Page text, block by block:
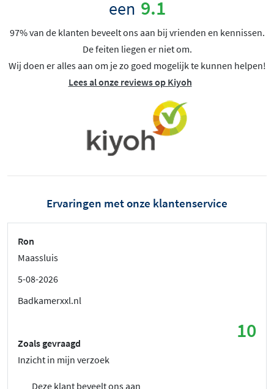
een 9.1
97% van de klanten beveelt ons aan bij vrienden en kennissen.
De feiten liegen er niet om.
Wij doen er alles aan om je zo goed mogelijk te kunnen helpen!
Lees al onze reviews op Kiyoh
Ervaringen met onze klantenservice
Ron
Maassluis
5-08-2026
Badkamerxxl.nl
10
Zoals gevraagd
Inzicht in mijn verzoek
Deze klant beveelt ons aan